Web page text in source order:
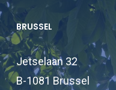
BRUSSEL
Jetselaan 32
B-1081 Brussel